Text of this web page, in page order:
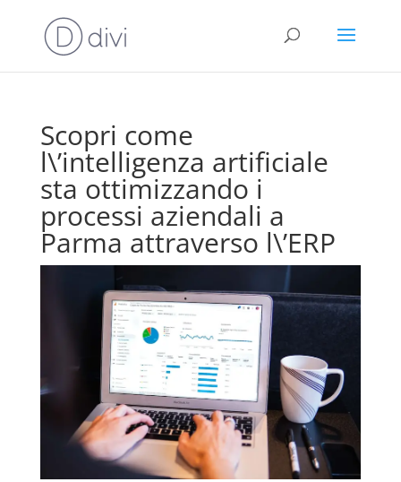
Scopri come
l\’intelligenza artificiale
sta ottimizzando i
processi aziendali a
Parma attraverso l\’ERP